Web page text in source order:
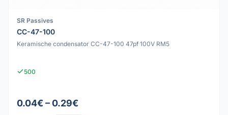
SR Passives
CC-47-100
Keramische condensator CC-47-100 47pf 100V RM5
500
0.04€ – 0.29€